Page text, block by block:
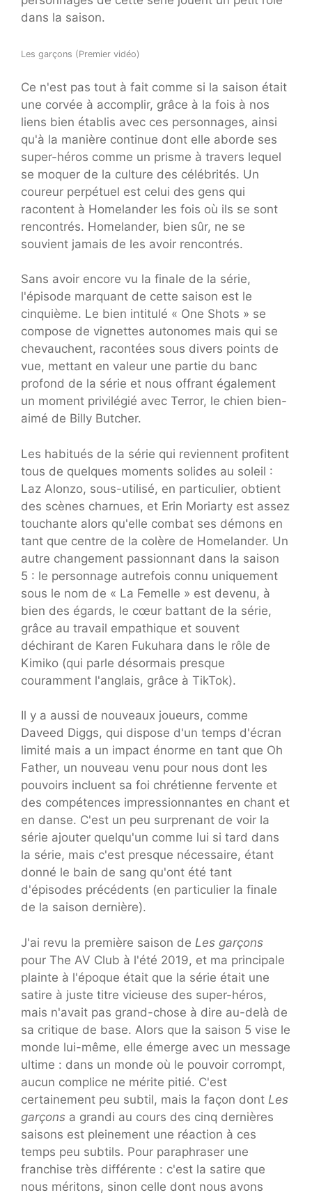
dans la saison.
Les garçons (Premier vidéo)
Ce n'est pas tout à fait comme si la saison était
une corvée à accomplir, grâce à la fois à nos
liens bien établis avec ces personnages, ainsi
qu'à la manière continue dont elle aborde ses
super-héros comme un prisme à travers lequel
se moquer de la culture des célébrités. Un
coureur perpétuel est celui des gens qui
racontent à Homelander les fois où ils se sont
rencontrés. Homelander, bien sûr, ne se
souvient jamais de les avoir rencontrés.
Sans avoir encore vu la finale de la série,
l'épisode marquant de cette saison est le
cinquième. Le bien intitulé « One Shots » se
compose de vignettes autonomes mais qui se
chevauchent, racontées sous divers points de
vue, mettant en valeur une partie du banc
profond de la série et nous offrant également
un moment privilégié avec Terror, le chien bien-
aimé de Billy Butcher.
Les habitués de la série qui reviennent profitent
tous de quelques moments solides au soleil :
Laz Alonzo, sous-utilisé, en particulier, obtient
des scènes charnues, et Erin Moriarty est assez
touchante alors qu'elle combat ses démons en
tant que centre de la colère de Homelander. Un
autre changement passionnant dans la saison
5 : le personnage autrefois connu uniquement
sous le nom de « La Femelle » est devenu, à
bien des égards, le cœur battant de la série,
grâce au travail empathique et souvent
déchirant de Karen Fukuhara dans le rôle de
Kimiko (qui parle désormais presque
couramment l'anglais, grâce à TikTok).
Il y a aussi de nouveaux joueurs, comme
Daveed Diggs, qui dispose d'un temps d'écran
limité mais a un impact énorme en tant que Oh
Father, un nouveau venu pour nous dont les
pouvoirs incluent sa foi chrétienne fervente et
des compétences impressionnantes en chant et
en danse. C'est un peu surprenant de voir la
série ajouter quelqu'un comme lui si tard dans
la série, mais c'est presque nécessaire, étant
donné le bain de sang qu'ont été tant
d'épisodes précédents (en particulier la finale
de la saison dernière).
J'ai revu la première saison de Les garçons
pour The AV Club à l'été 2019, et ma principale
plainte à l'époque était que la série était une
satire à juste titre vicieuse des super-héros,
mais n'avait pas grand-chose à dire au-delà de
sa critique de base. Alors que la saison 5 vise le
monde lui-même, elle émerge avec un message
ultime : dans un monde où le pouvoir corrompt,
aucun complice ne mérite pitié. C'est
certainement peu subtil, mais la façon dont Les
garçons a grandi au cours des cinq dernières
saisons est pleinement une réaction à ces
temps peu subtils. Pour paraphraser une
franchise très différente : c'est la satire que
nous méritons, sinon celle dont nous avons